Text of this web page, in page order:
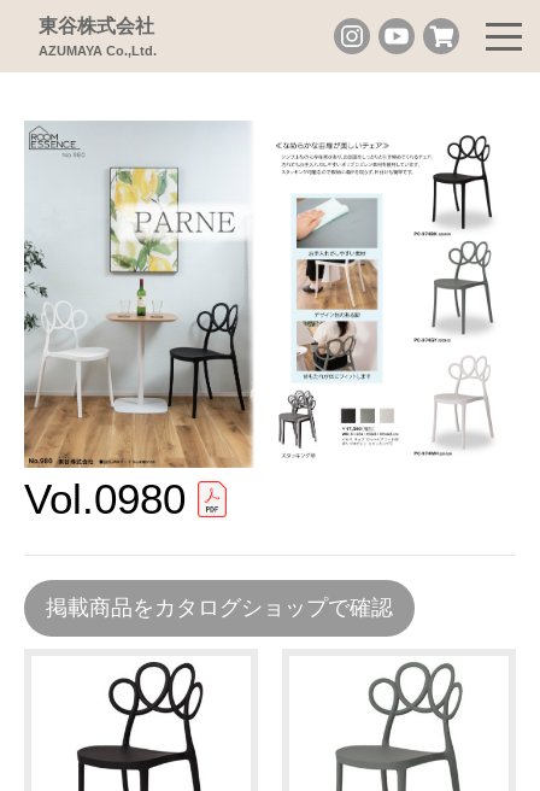
東谷株式会社
AZUMAYA Co.,Ltd.
Vol.0980
掲載商品をカタログショップで確認